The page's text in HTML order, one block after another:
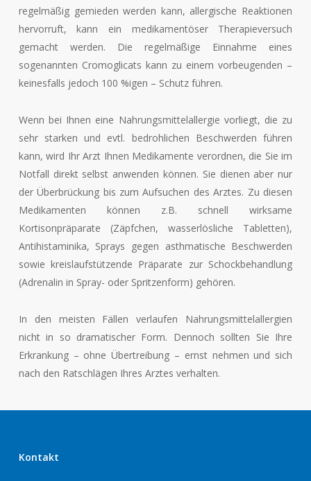
regelmäßig gemieden werden kann, allergische Reaktionen
hervorruft, kann ein medikamentöser Therapieversuch
gemacht werden. Die regelmäßige Einnahme eines
sogenannten Cromoglicats kann zu einem vorbeugenden –
keinesfalls jedoch 100 %igen – Schutz führen.
Wenn bei Ihnen eine Nahrungsmittelallergie vorliegt, die zu
sehr starken und evtl. bedrohlichen Beschwerden führen
kann, wird Ihr Arzt Ihnen Medikamente verordnen, die Sie im
Notfall direkt selbst anwenden können. Sie dienen aber nur
der Überbrückung bis zum Aufsuchen des Arztes. Zu diesen
Medikamenten können z.B. schnell wirksame
Kortisonpräparate (Zäpfchen, wasserlösliche Tabletten),
Antihistaminika, Sprays gegen asthmatische Beschwerden
sowie kreislaufstützende Präparate zur Schockbehandlung
(Adrenalin in Spray- oder Spritzenform) gehören.
In den meisten Fällen verlaufen Nahrungsmittelallergien
nicht in so dramatischer Form. Dennoch sollten Sie Ihre
Erkrankung – ohne Übertreibung – ernst nehmen und sich
nach den Ratschlägen Ihres Arztes verhalten.
Kontakt